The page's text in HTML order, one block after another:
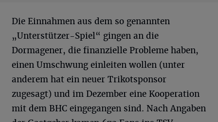
Die Einnahmen aus dem so genannten
„Unterstützer-Spiel“ gingen an die
Dormagener, die finanzielle Probleme haben,
einen Umschwung einleiten wollen (unter
anderem hat ein neuer Trikotsponsor
zugesagt) und im Dezember eine Kooperation
mit dem BHC eingegangen sind. Nach Angaben